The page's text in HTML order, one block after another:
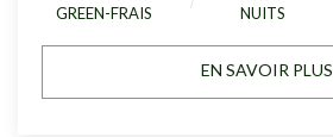
GREEN-FRAIS NUITS
EN SAVOIR PLUS